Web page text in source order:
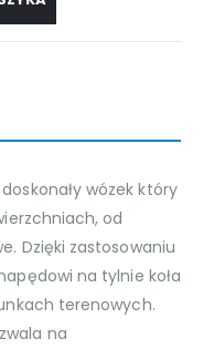
wózek który
od
Dzięki zastosowaniu
na tylnie koła
terenowych.
na